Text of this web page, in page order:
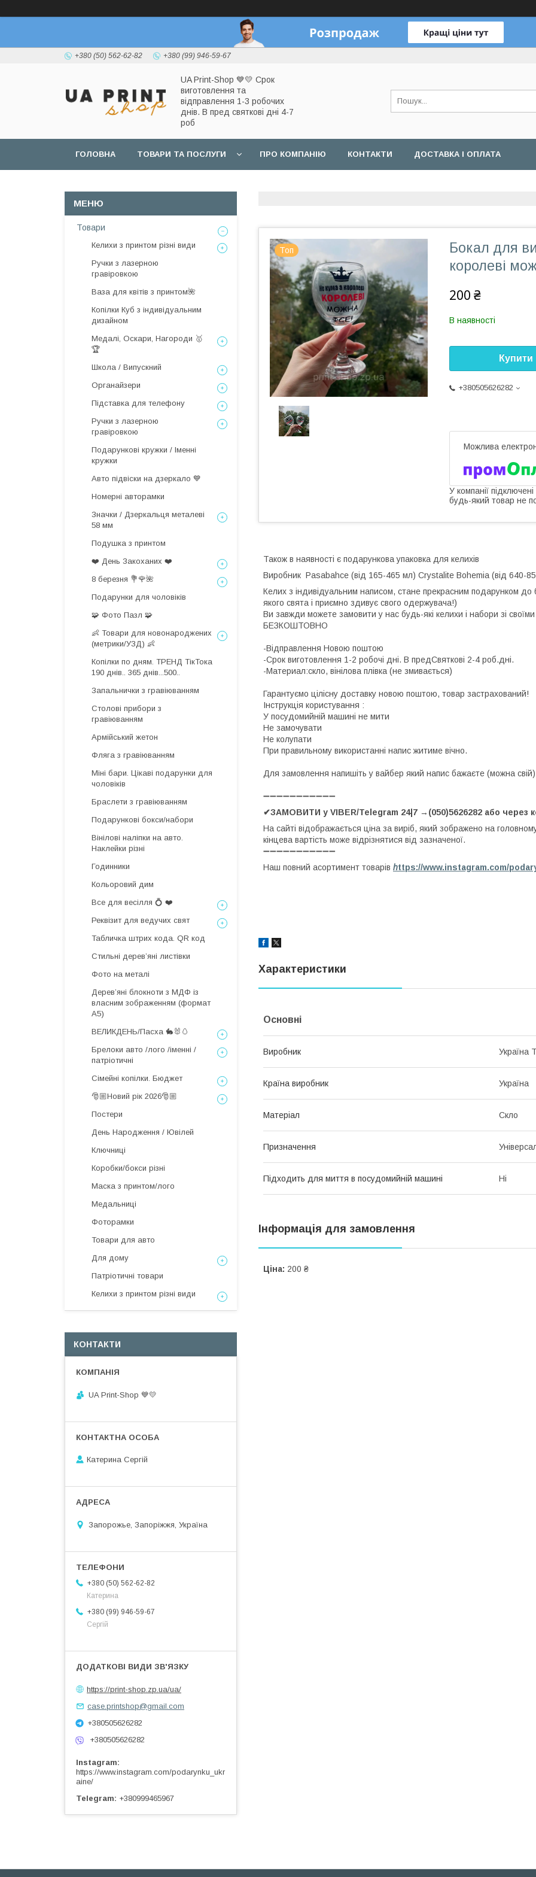
+380 (50) 562-62-82 +380 (99) 946-59-67
UA Print-Shop ​💙💛 Срок
виготовлення та
відправлення 1-3 робочих
днів. В пред святкові дні 4-7
роб
ГОЛОВНА ТОВАРИ ТА ПОСЛУГИ ПРО КОМПАНІЮ КОНТАКТИ ДОСТАВКА І ОПЛАТА
Топ
Бокал для
королеві
200 ₴
В наявності
Купити
+380505626282
У компанії
будь-який товар не
Також в наявності є подарункова упаковка для келихів
Виробник Pasabahce (від 165-465 мл) Crystalite Bohemia (від 640-
Келих з індивідуальним написом, стане прекрасним подарунком до
якого свята і приємно здивує свого одержувача!)
Ви завжди можете замовити у нас будь-які келихи і набори зі
БЕЗКОШТОВНО
-Відправлення Новою поштою
-Срок виготовлення 1-2 робочі дні. В предСвяткові 2-4 роб.дні.
-Материал:скло, вінілова плівка (не змивається)
Гарантуємо цілісну доставку новою поштою, товар застрахований!
Інструкція користування :
У посудомийній машині не мити
Не замочувати
Не колупати
При правильному використанні напис житиме вічно.
Для замовлення напишіть у вайбер який напис бажаєте (можна свій)
➖➖➖➖➖➖➖➖➖➖➖
✔ЗАМОВИТИ у VIBER/Telegram 24|7 →(050)5626282 або через
На сайті відображається ціна за виріб, який зображено на
кінцева вартість може відрізнятися від зазначеної.
➖➖➖➖➖➖➖➖➖➖➖
Наш повний асортимент товарів https://www.instagram.com/
Характеристики
Основні
Виробник Україна
Країна виробник Україна
Матеріал Скло
Призначення
Підходить для миття в посудомийній машині Ні
Інформація для замовлення
Ціна: 200 ₴
Товари
Келихи з принтом різні види
Ручки з лазерною
гравіровкою
Ваза для квітів з принтом🌺
Копілки Куб з індивідуальним
дизайном
Медалі, Оскари, Нагороди 🥇
🏆
Школа / Випускний
Органайзери
Підставка для телефону
Ручки з лазерною
гравіровкою
Подарункові кружки / Іменні
кружки
Авто підвіски на дзеркало 💙
Номерні авторамки
Значки / Дзеркальця металеві
58 мм
Подушка з принтом
❤️ День Закоханих ❤️
8 березня 💐🌹🌺
Подарунки для чоловіків
🧩 Фото Пазл 🧩
👶 Товари для новонароджених
(метрики/УЗД) 👶
Копілки по дням. ТРЕНД ТікТока
190 днів.. 365 днів...500..
Запальнички з гравіюванням
Столові прибори з
гравіюванням
Армійський жетон
Фляга з гравіюванням
Міні бари. Цікаві подарунки для
чоловіків
Браслети з гравіюванням
Подарункові бокси/набори
Вінілові наліпки на авто.
Наклейки різні
Годинники
Кольоровий дим
Все для весілля 💍 ❤️
Реквізит для ведучих свят
Табличка штрих кода. QR код
Стильні деревʼяні листівки
Фото на металі
Дерев’яні блокноти з МДФ із
власним зображенням (формат
А5)
ВЕЛИКДЕНЬ/Пасха 🐇🐰🥚
Брелоки авто /лого /іменні /
патріотичні
Сімейні копілки. Бюджет
🎅🏼Новий рік 2026🎅🏼
Постери
День Народження / Ювілей
Ключниці
Коробки/бокси різні
Маска з принтом/лого
Медальниці
Фоторамки
Товари для авто
Для дому
Патріотичні товари
Келихи з принтом різні види
КОНТАКТИ
UA Print-Shop ​💙💛
Катерина Сергій
Запорожье, Запоріжжя, Україна
+380 (50) 562-62-82
Катерина
+380 (99) 946-59-67
Сергій
https://print-shop.zp.ua/ua/
case.printshop@gmail.com
+380505626282
+380505626282
Instagram
https://www.instagram.com/podarynku_ukr
aine/
Telegram
+380999465967